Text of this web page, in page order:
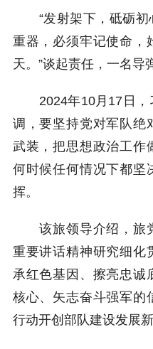
“发射架下，砥砺初
重器，必须牢记使命，
天。”谈起责任，一名导
2024年10月17日，
调，要坚持党对军队绝
武装，把思想政治工作
何时候任何情况下都坚
挥。
该旅领导介绍，旅
重要讲话精神研究细化
承红色基因、擦亮忠诚
核心、矢志奋斗强军的
行动开创部队建设发展新